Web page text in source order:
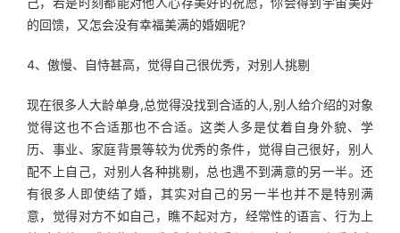
的回馈，又怎会没有幸福美满的婚姻呢?
4、傲慢、自恃甚高，觉得自己很优秀，对别人挑剔
现在很多人大龄单身,总觉得没找到合适的人,别人给介绍的对象
觉得这也不合适那也不合适。这类人多是仗着自身外貌、学
历、事业、家庭背景等较为优秀的条件，觉得自己很好，别人
配不上自己，对别人各种挑剔，总也遇不到满意的另一半。还
有很多人即使结了婚，其实对自己的另一半也并不是特别满
意，觉得对方不如自己，瞧不起对方，经常性的语言、行为上